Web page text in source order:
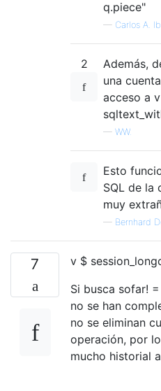
q.piece"
— Carlos A.
2
Además,
una
acceso a
— WW.
Esto
SQL de la
muy
— Bernhard
7
v $
Si busca sofar!
no se han
no se eliminan
operación, por
mucho historial